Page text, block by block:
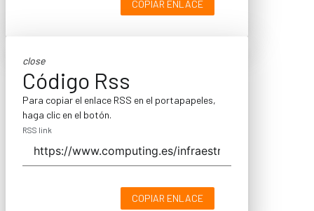
COPIAR ENLACE
close
Código Rss
Para copiar el enlace RSS en el portapapeles,
haga clic en el botón.
RSS link
COPIAR ENLACE